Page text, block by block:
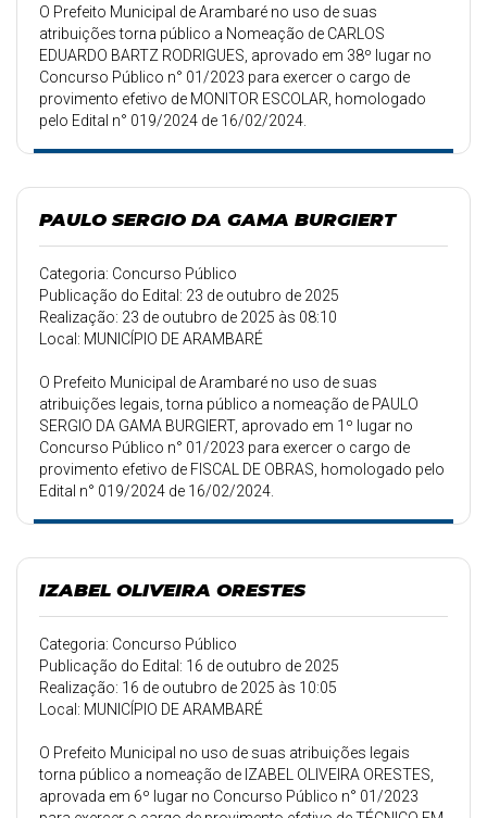
O Prefeito Municipal de Arambaré no uso de suas
atribuições torna público a Nomeação de CARLOS
EDUARDO BARTZ RODRIGUES, aprovado em 38º lugar no
Concurso Público n° 01/2023 para exercer o cargo de
provimento efetivo de MONITOR ESCOLAR, homologado
pelo Edital n° 019/2024 de 16/02/2024.
PAULO SERGIO DA GAMA BURGIERT
Categoria: Concurso Público
Publicação do Edital: 23 de outubro de 2025
Realização: 23 de outubro de 2025 às 08:10
Local: MUNICÍPIO DE ARAMBARÉ
O Prefeito Municipal de Arambaré no uso de suas
atribuições legais, torna público a nomeação de PAULO
SERGIO DA GAMA BURGIERT, aprovado em 1º lugar no
Concurso Público n° 01/2023 para exercer o cargo de
provimento efetivo de FISCAL DE OBRAS, homologado pelo
Edital n° 019/2024 de 16/02/2024.
IZABEL OLIVEIRA ORESTES
Categoria: Concurso Público
Publicação do Edital: 16 de outubro de 2025
Realização: 16 de outubro de 2025 às 10:05
Local: MUNICÍPIO DE ARAMBARÉ
O Prefeito Municipal no uso de suas atribuições legais
torna público a nomeação de IZABEL OLIVEIRA ORESTES,
aprovada em 6º lugar no Concurso Público n° 01/2023